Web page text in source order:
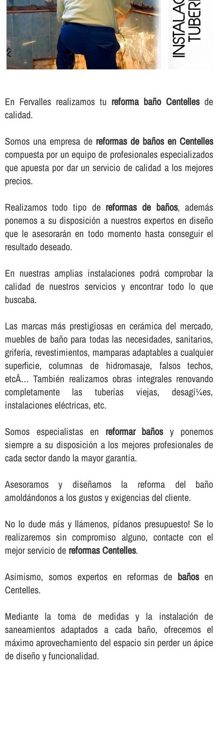
En Fervalles realizamos tu reforma baño Centellesde
calidad.
Somos una empresa de reformas de baños en Centelles
compuesta por un equipo de profesionales especializados
que apuesta por dar un servicio de calidad a los mejores
precios.
Realizamos todo tipo de reformas de baños, además
ponemos a su disposición a nuestros expertos en diseño
que le asesorarán en todo momento hasta conseguir el
resultado deseado.
En nuestras amplias instalaciones podrá comprobar la
calidad de nuestros servicios y encontrar todo lo que
buscaba.
Las marcas más prestigiosas en cerámica del mercado,
muebles de baño para todas las necesidades, sanitarios,
griferí­a, revestimientos, mamparas adaptables a cualquier
superficie, columnas de hidromasaje, falsos techos,
etcÂ… También realizamos obras integrales renovando
completamente las tuberí­as viejas, desagí¼es,
instalaciones eléctricas, etc.
Somos especialistas en reformar bañosy ponemos
siempre a su disposición a los mejores profesionales de
cada sector dando la mayor garantí­a.
Asesoramos y diseñamos la reforma del baño
amoldándonos a los gustos y exigencias del cliente.
No lo dude más y llámenos, pí­danos presupuesto! Se lo
realizaremos sin compromiso alguno, contacte con el
mejor servicio de reformas Centelles.
Asimismo, somos expertos en reformas de bañosen
Centelles.
Mediante la toma de medidas y la instalación de
saneamientos adaptados a cada baño, ofrecemos el
máximo aprovechamiento del espacio sin perder un ápice
de diseño y funcionalidad.